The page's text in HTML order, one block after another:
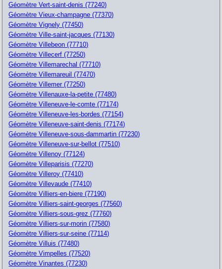
Géomètre Vert-saint-denis (77240)
Géomètre Vieux-champagne (77370)
Géomètre Vignely (77450)
Géomètre Ville-saint-jacques (77130)
Géomètre Villebeon (77710)
Géomètre Villecerf (77250)
Géomètre Villemarechal (77710)
Géomètre Villemareuil (77470)
Géomètre Villemer (77250)
Géomètre Villenauxe-la-petite (77480)
Géomètre Villeneuve-le-comte (77174)
Géomètre Villeneuve-les-bordes (77154)
Géomètre Villeneuve-saint-denis (77174)
Géomètre Villeneuve-sous-dammartin (77230)
Géomètre Villeneuve-sur-bellot (77510)
Géomètre Villenoy (77124)
Géomètre Villeparisis (77270)
Géomètre Villeroy (77410)
Géomètre Villevaude (77410)
Géomètre Villiers-en-biere (77190)
Géomètre Villiers-saint-georges (77560)
Géomètre Villiers-sous-grez (77760)
Géomètre Villiers-sur-morin (77580)
Géomètre Villiers-sur-seine (77114)
Géomètre Villuis (77480)
Géomètre Vimpelles (77520)
Géomètre Vinantes (77230)